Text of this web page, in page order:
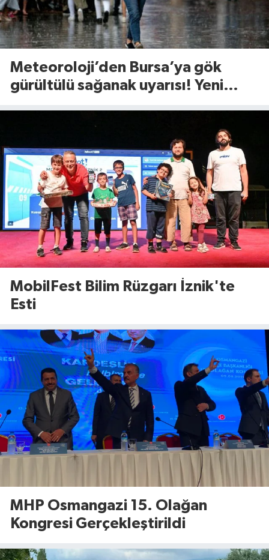
Meteoroloji’den Bursa’ya gök
gürültülü sağanak uyarısı! Yeni
MobilFest Bilim Rüzgarı İznik'te
Esti
MHP Osmangazi 15. Olağan
Kongresi Gerçekleştirildi